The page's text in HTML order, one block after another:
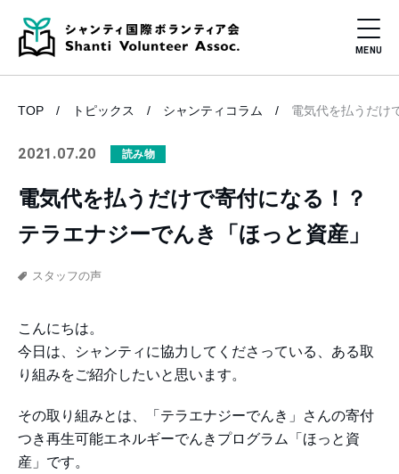
TOP トピックス シャンティコラム 電気代を払うだけ
2021.07.20 読み物
電気代を払うだけで寄付になる！？
テラエナジーでんき「ほっと資産」
スタッフの声
こんにちは。
今日は、シャンティに協力してくださっている、ある取
り組みをご紹介したいと思います。
その取り組みとは、「テラエナジーでんき」さんの寄付
つき再生可能エネルギーでんきプログラム「ほっと資
産」です。